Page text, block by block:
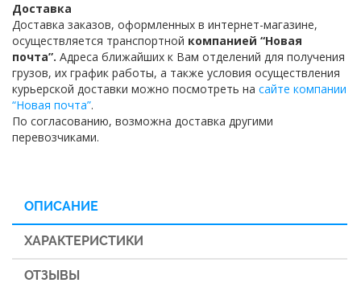
Доставка
Доставка заказов, оформленных в интернет-магазине,
осуществляется транспортной компанией “Новая
почта”. Адреса ближайших к Вам отделений для получения
грузов, их график работы, а также условия осуществления
курьерской доставки можно посмотреть на сайте компании
“Новая почта”.
По согласованию, возможна доставка другими
перевозчиками.
ОПИСАНИЕ
ХАРАКТЕРИСТИКИ
ОТЗЫВЫ